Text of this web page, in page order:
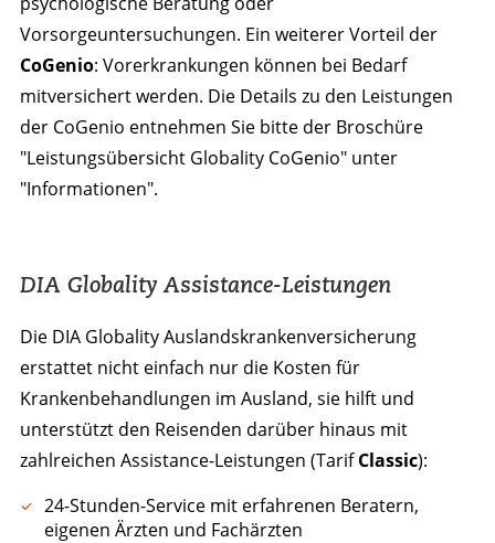
Vorsorgeuntersuchungen. Ein weiterer Vorteil der
CoGenio: Vorerkrankungen können bei Bedarf
mitversichert werden. Die Details zu den Leistungen
der CoGenio entnehmen Sie bitte der Broschüre
"Leistungsübersicht Globality CoGenio" unter
"Informationen".
DIA Globality Assistance-Leistungen
Die DIA Globality Auslandskrankenversicherung
erstattet nicht einfach nur die Kosten für
Krankenbehandlungen im Ausland, sie hilft und
unterstützt den Reisenden darüber hinaus mit
zahlreichen Assistance-Leistungen (TarifClassic):
24-Stunden-Service mit erfahrenen Beratern,
eigenen Ärzten und Fachärzten